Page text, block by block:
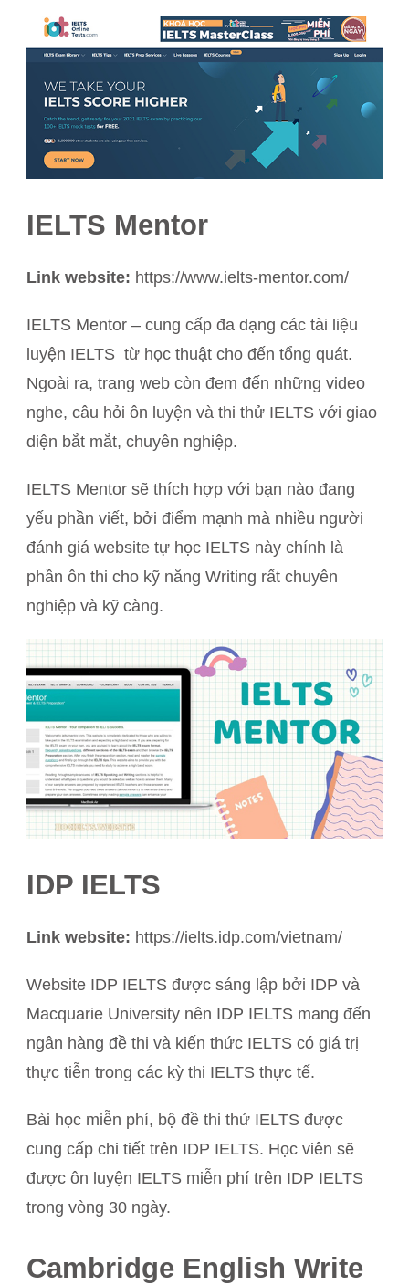
IELTS Mentor
Link website: https://www.ielts-mentor.com/
IELTS Mentor – cung cấp đa dạng các tài liệu
luyện IELTS từ học thuật cho đến tổng quát.
Ngoài ra, trang web còn đem đến những video
nghe, câu hỏi ôn luyện và thi thử IELTS với giao
diện bắt mắt, chuyên nghiệp.
IELTS Mentor sẽ thích hợp với bạn nào đang
yếu phần viết, bởi điểm mạnh mà nhiều người
đánh giá website tự học IELTS này chính là
phần ôn thi cho kỹ năng Writing rất chuyên
nghiệp và kỹ càng.
IDP IELTS
Link website: https://ielts.idp.com/vietnam/
Website IDP IELTS được sáng lập bởi IDP và
Macquarie University nên IDP IELTS mang đến
ngân hàng đề thi và kiến thức IELTS có giá trị
thực tiễn trong các kỳ thi IELTS thực tế.
Bài học miễn phí, bộ đề thi thử IELTS được
cung cấp chi tiết trên IDP IELTS. Học viên sẽ
được ôn luyện IELTS miễn phí trên IDP IELTS
trong vòng 30 ngày.
Cambridge English Write